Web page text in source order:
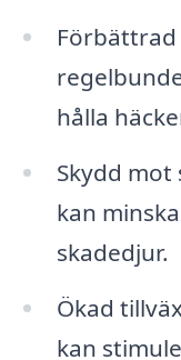
hålla
Skydd
kan
skadedjur.
Ökad
kan